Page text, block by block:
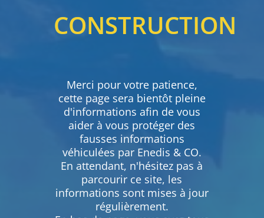
CONSTRUCTION
Merci pour votre patience,
cette page sera bientôt pleine
d'informations afin de vous
aider à vous protéger des
fausses informations
véhiculées par Enedis & CO.
En attendant, n'hésitez pas à
parcourir ce site, les
informations sont mises à jour
régulièrement.